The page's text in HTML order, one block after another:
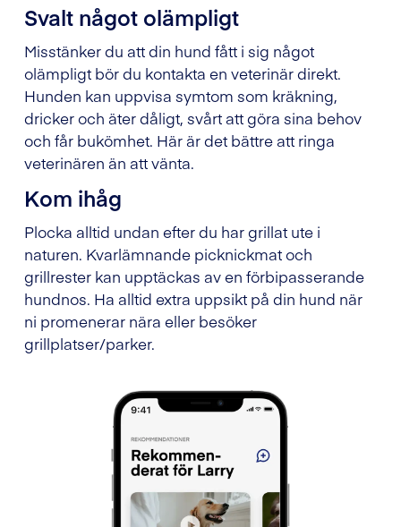
Svalt något olämpligt
Misstänker du att din hund fått i sig något
olämpligt bör du kontakta en veterinär direkt.
Hunden kan uppvisa symtom som kräkning,
dricker och äter dåligt, svårt att göra sina behov
och får bukömhet. Här är det bättre att ringa
veterinären än att vänta.
Kom ihåg
Plocka alltid undan efter du har grillat ute i
naturen. Kvarlämnande picknickmat och
grillrester kan upptäckas av en förbipasserande
hundnos. Ha alltid extra uppsikt på din hund när
ni promenerar nära eller besöker
grillplatser/parker.